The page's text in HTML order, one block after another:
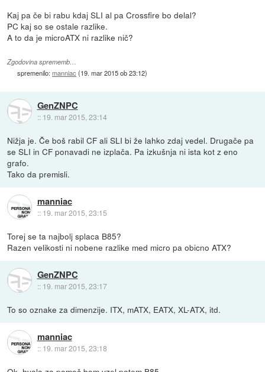
Kaj pa če bi rabu kdaj SLI al pa Crossfire bo delal?
PC kaj so se ostale razlike.
A to da je microATX ni razlike nič?
Zgodovina sprememb…
spremenilo:manniac (19. mar 2015 ob 23:12)
GenZNPC
:: 19. mar 2015, 23:14
Nižja je. Če boš rabil CF ali SLI bi že lahko zdaj vedel. Drugače pa
se SLI in CF ponavadi ne izplača. Pa izkušnja ni ista kot z eno
grafo.
Tako da premisli.
manniac
:: 19. mar 2015, 23:15
Torej se ta najbolj splaca B85?
Razen velikosti ni nobene razlike med micro pa obicno ATX?
GenZNPC
:: 19. mar 2015, 23:17
To so oznake za dimenzije. ITX, mATX, EATX, XL-ATX, itd.
manniac
:: 19. mar 2015, 23:18